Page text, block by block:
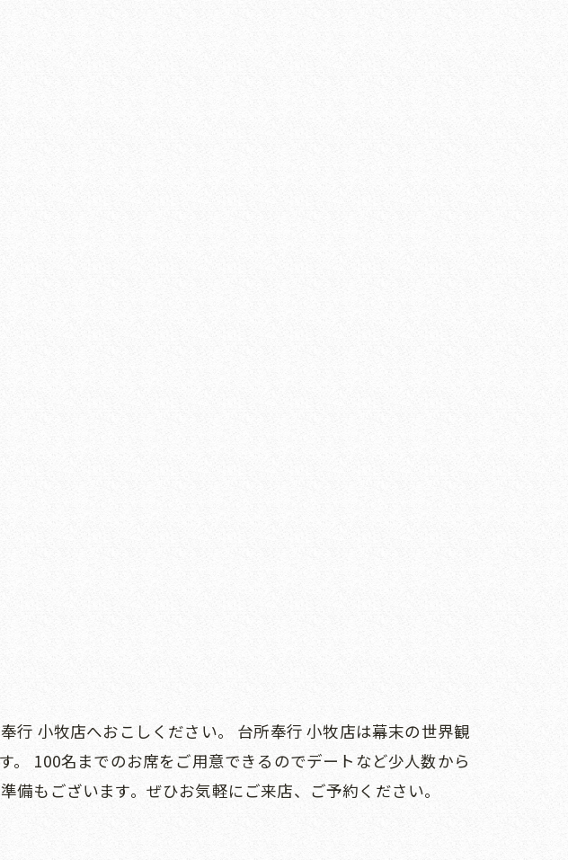
行 小牧店へおこしください。 台所奉行 小牧店は幕末の世界観
100名までのお席をご用意できるのでデートなど少人数から
もございます。ぜひお気軽にご来店、ご予約ください。